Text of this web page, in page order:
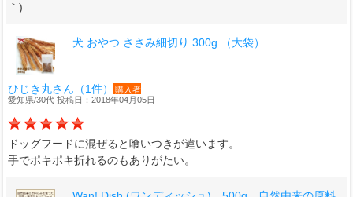
｀)
犬 おやつ ささみ細切り 300g （大袋）
ひじき丸さん（1件）
購入者
愛知県/30代 投稿日：2018年04月05日
ドッグフードに混ぜると喰いつきが違います。
手でポキポキ折れるのもありがたい。